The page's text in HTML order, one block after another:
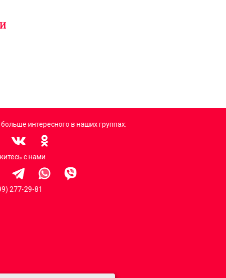
интересного в наших группах:
с нами
277-29-81